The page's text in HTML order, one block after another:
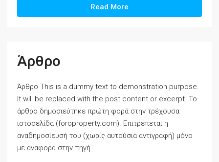
Read More
Άρθρο
Άρθρο This is a dummy text to demonstration purpose.
It will be replaced with the post content or excerpt. Το
άρθρο δημοσιεύτηκε πρώτη φορά στην τρέχουσα
ιστοσελίδα (foroproperty.com). Επιτρέπεται η
αναδημοσίευσή του (χωρίς αυτούσια αντιγραφή) μόνο
με αναφορά στην πηγή...